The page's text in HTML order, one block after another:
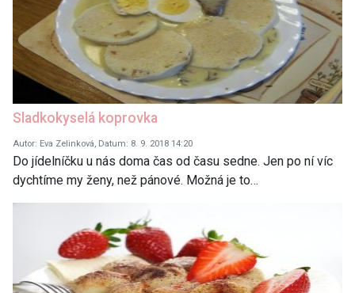
Sladkokyselá koprovka
Autor: Eva Zelinková, Datum: 8. 9. 2018 14:20
Do jídelníčku u nás doma čas od času sedne. Jen po ní víc
dychtíme my ženy, než pánové. Možná je to…